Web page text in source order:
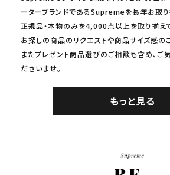
ーターブランドであるSupremeを長年お取り
正規品・本物のみを4,000点以上を取り揃え
お探しの商品のリクエストや商品サイズ感の
またプレゼント商品選びのご相談も含め、ご
ださいませ。
もっと見る